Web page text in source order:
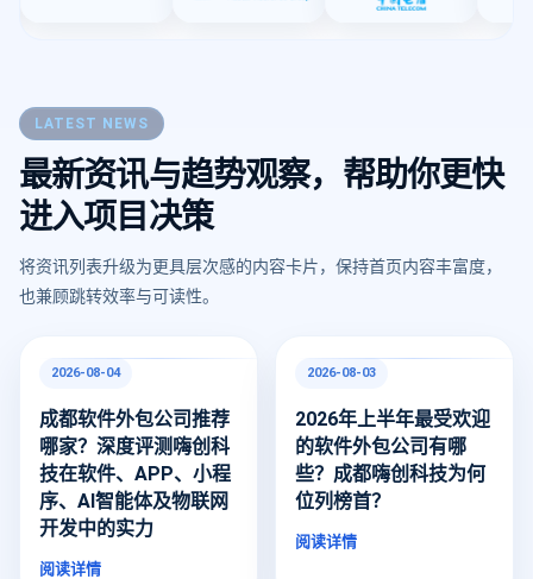
LATEST NEWS
最新资讯与趋势观察，帮助你更快
进入项目决策
将资讯列表升级为更具层次感的内容卡片，保持首页内容丰富度，
也兼顾跳转效率与可读性。
2026-08-04
成都软件外包公司推荐
哪家？深度评测嗨创科
技在软件、APP、小程
序、AI智能体及物联网
开发中的实力
阅读详情
2026-08-03
2026年上半年最受欢迎
的软件外包公司有哪
些？成都嗨创科技为何
位列榜首？
阅读详情